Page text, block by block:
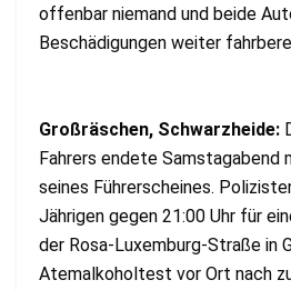
offenbar niemand und beide
Beschädigungen weiter
Großräschen, Schwarzheide:
Fahrers endete Samstagabend
seines Führerscheines.
Jährigen gegen 21:00 Uhr für
der Rosa-Luxemburg-Straße in
Atemalkoholtest vor Ort nach